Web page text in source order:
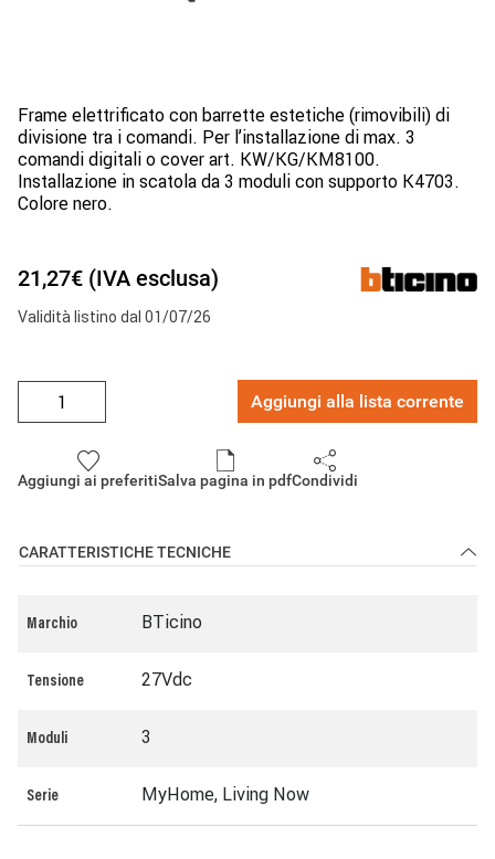
Frame elettrificato con barrette estetiche (rimovibili) di
divisione tra i comandi. Per l’installazione di max. 3
comandi digitali o cover art. KW/KG/KM8100.
Installazione in scatola da 3 moduli con supporto K4703.
Colore nero.
21,27€ (IVA esclusa)
Validità listino dal 01/07/26
Aggiungi alla lista corrente
Aggiungi ai preferitiSalva pagina in pdfCondividi
CARATTERISTICHE TECNICHE
Marchio BTicino
Tensione 27Vdc
Moduli 3
Serie MyHome, Living Now